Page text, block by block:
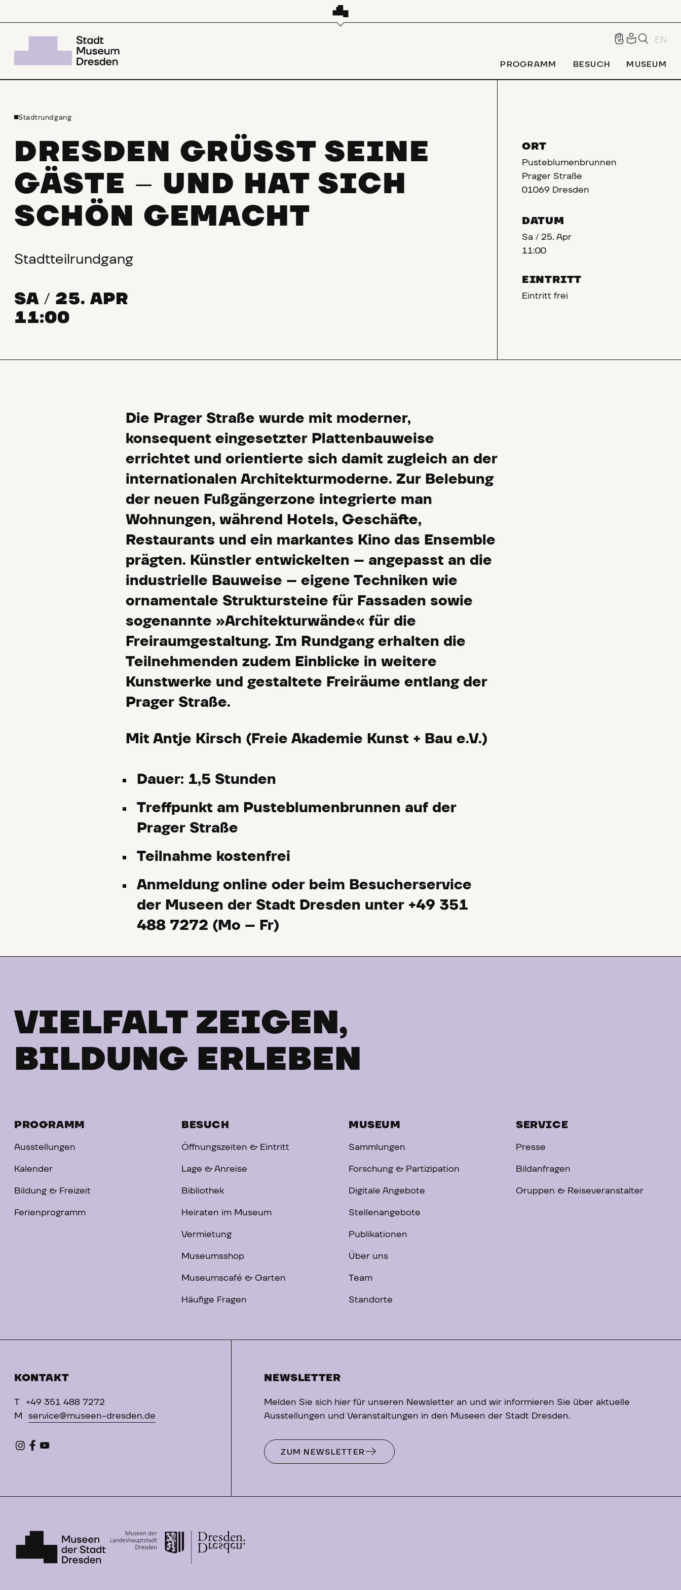
EN
PROGRAMM BESUCH MUSEUM
Stadtrundgang
DRESDEN GRÜSST SEINE G
ÄSTE
– UND HAT SICH
SCHÖN GEMACHT
Stadtteilrundgang
SA/ 25. APR
11:00
ORT
Pusteblumenbrunnen
Prager Straße
01069 Dresden
DATUM
Sa /25. Apr
11:00
EINTRITT
Eintritt frei
Die Prager Straße wurde mit moderner,
konsequent eingesetzter Plattenbauweise
errichtet und orientierte sich damit zugleich an der
internationalen Architekturmoderne. Zur Belebung
der neuen Fußgängerzone integrierte man
Wohnungen, während Hotels, Geschäfte,
Restaurants und ein markantes Kino das Ensemble
prägten. Künstler entwickelten – angepasst an die
industrielle Bauweise – eigene Techniken wie
ornamentale Struktursteine für Fassaden sowie
sogenannte »Architekturwände« für die
Freiraumgestaltung. Im Rundgang erhalten die
Teilnehmenden zudem Einblicke in weitere
Kunstwerke und gestaltete Freiräume entlang der
Prager Straße.
Mit Antje Kirsch (Freie Akademie Kunst + Bau e.V.)
Dauer: 1,5 Stunden
Treffpunkt am Pusteblumenbrunnen auf der
Prager Straße
Teilnahme kostenfrei
Anmeldung online oder beim Besucherservice
der Museen der Stadt Dresden unter +49 351
488 7272 (Mo – Fr)
VIELFALT ZEIGEN,
BILDUNG ERLEBEN
PROGRAMM
Ausstellungen
Kalender
Bildung & Freizeit
Ferienprogramm
BESUCH
Öffnungszeiten & Eintritt
Lage & Anreise
Bibliothek
Heiraten im Museum
Vermietung
Museumsshop
Museumscafé & Garten
Häufige Fragen
MUSEUM
Sammlungen
Forschung & Partizipation
Digitale Angebote
Stellenangebote
Publikationen
Über uns
Team
Standorte
SERVICE
Presse
Bildanfragen
Gruppen & Reiseveranstalter
KONTAKT
T
+49 351 488 7272
M
service@museen-dresden.de
NEWSLETTER
Melden Sie sich hier für unseren Newsletter an und wir informieren Sie über aktuelle
Ausstellungen und Veranstaltungen in den Museen der Stadt Dresden.
ZUM NEWSLETTER